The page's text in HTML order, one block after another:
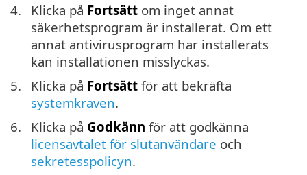
4.
Klicka på Fortsätt om inget annat
säkerhetsprogram är installerat. Om ett
annat antivirusprogram har installerats
kan installationen misslyckas.
5.
Klicka på Fortsätt för att bekräfta
systemkraven.
6.
Klicka på Godkänn för att godkänna
licensavtalet för slutanvändare och
sekretesspolicyn.